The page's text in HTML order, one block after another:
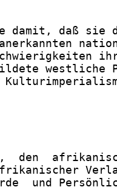
damit, daß sie
westliche
den
und